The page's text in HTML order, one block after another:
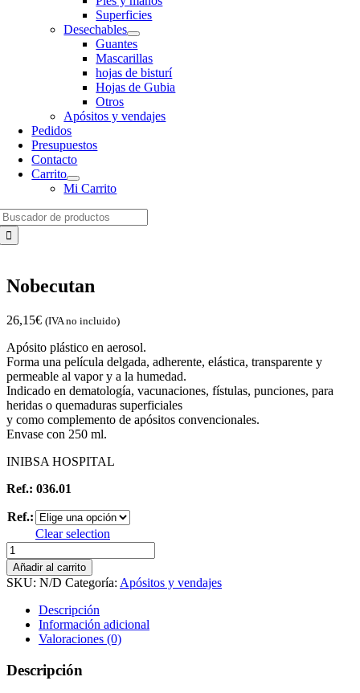
Superficies
Desechables
Guantes
Mascarillas
hojas de bisturí
Hojas de Gubia
Otros
Apósitos y vendajes
Pedidos
Presupuestos
Contacto
Carrito
Mi Carrito
Nobecutan
26,15€ (IVA no incluido)
Apósito plástico en aerosol.
Forma una película delgada, adherente, elástica, transparente y
permeable al vapor y a la humedad.
Indicado en dematología, vacunaciones, fístulas, punciones, para
heridas o quemaduras superficiales
y como complemento de apósitos convencionales.
Envase con 250 ml.
INIBSA HOSPITAL
Ref.: 036.01
Ref.:
Clear selection
Nobecutan
cantidad
Añadir al carrito
SKU: N/D Categoría: Apósitos y vendajes
Descripción
Información adicional
Valoraciones (0)
Descripción